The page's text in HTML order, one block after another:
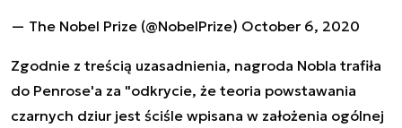
— The Nobel Prize (@NobelPrize) October 6, 2020
Zgodnie z treścią uzasadnienia, nagroda Nobla trafiła
do Penrose'a za "odkrycie, że teoria powstawania
czarnych dziur jest ściśle wpisana w założenia ogólnej